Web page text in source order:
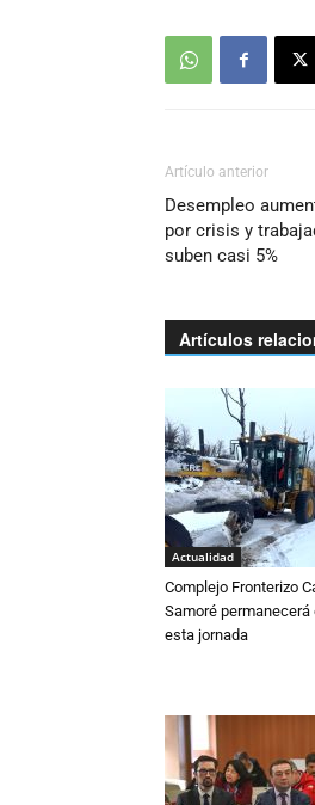
Artículo anterior
Desempleo
por crisis y
suben casi 5%
Artículos
Actualidad
Complejo Fronterizo
Samoré permanecerá
esta jornada